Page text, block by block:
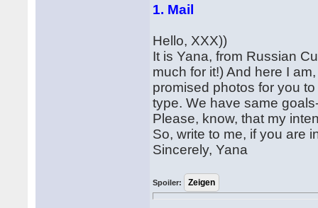
1. Mail
Hello, XXX))
It is Yana, from Russian
much for it!) And here I
promised photos for you
type. We have same
Please, know, that my
So, write to me, if you are
Sincerely, Yana
Spoiler: